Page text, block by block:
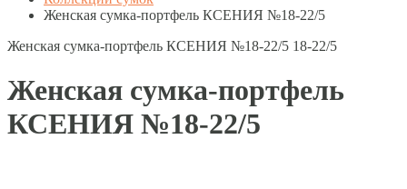
Женская сумка-портфель КСЕНИЯ №18-22/5
Женская сумка-портфель КСЕНИЯ №18-22/5 18-22/5
Женская сумка-портфель
КСЕНИЯ №18-22/5